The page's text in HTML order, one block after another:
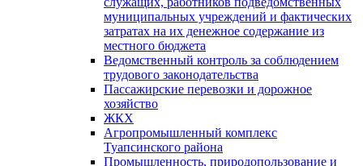
муниципальных учреждений и фактических
затратах на их денежное содержание из
местного бюджета
Ведомственный контроль за соблюдением
трудового законодательства
Пассажирские перевозки и дорожное
хозяйство
ЖКХ
Агропромышленный комплекс
Туапсинского района
Промышленность, природопользование и